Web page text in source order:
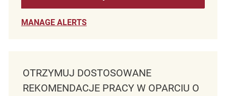
MANAGE ALERTS
OTRZYMUJ DOSTOSOWANE
REKOMENDACJE PRACY W OPARCIU O